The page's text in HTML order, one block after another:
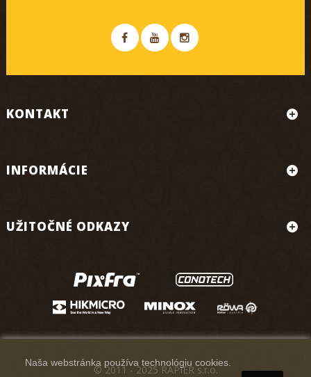
KONTAKT
INFORMÁCIE
UŽITOČNÉ ODKAZY
Naša webstránka používa technológiu cookies.
© 2011 - 2025 RAPIER s.r.o.